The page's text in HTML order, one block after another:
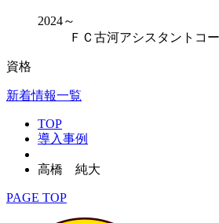
2024～
ＦＣ古河アシスタントコ
資格
新着情報一覧
TOP
導入事例
高橋 純大
PAGE TOP